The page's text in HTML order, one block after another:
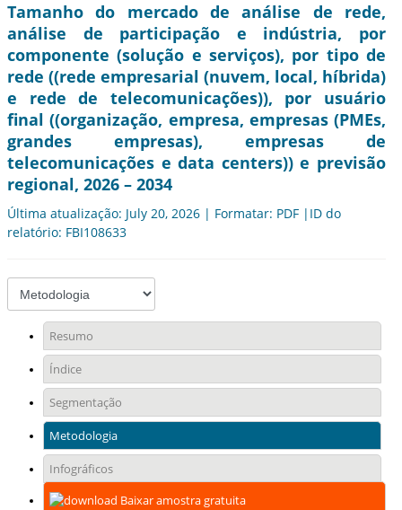
Tamanho do mercado de análise de rede,
análise de participação e indústria, por
componente (solução e serviços), por tipo de
rede ((rede empresarial (nuvem, local, híbrida)
e rede de telecomunicações)), por usuário
final ((organização, empresa, empresas (PMEs,
grandes empresas), empresas de
telecomunicações e data centers)) e previsão
regional, 2026 – 2034
Última atualização: July 20, 2026 | Formatar: PDF |ID do
relatório: FBI108633
Resumo
Índice
Segmentação
Metodologia
Infográficos
Baixar amostra gratuita